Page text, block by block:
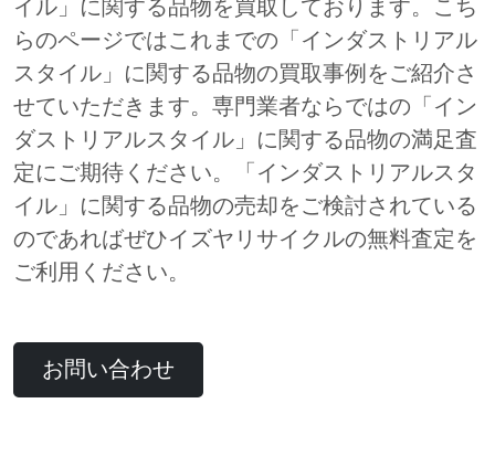
イル」に関する品物を買取しております。こち
らのページではこれまでの「インダストリアル
スタイル」に関する品物の買取事例をご紹介さ
せていただきます。専門業者ならではの「イン
ダストリアルスタイル」に関する品物の満足査
定にご期待ください。「インダストリアルスタ
イル」に関する品物の売却をご検討されている
のであればぜひイズヤリサイクルの無料査定を
ご利用ください。
お問い合わせ